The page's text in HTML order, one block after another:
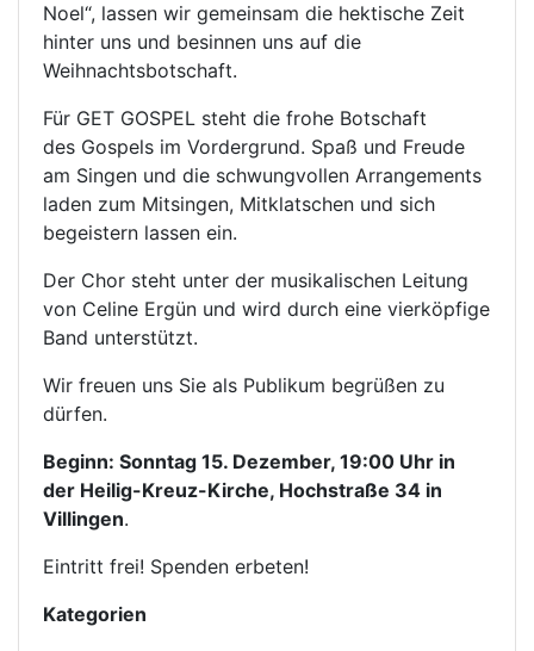
Noel“, lassen wir gemeinsam die hektische Zeit
hinter uns und besinnen uns auf die
Weihnachtsbotschaft.
Für GET GOSPEL steht die frohe Botschaft
des Gospels im Vordergrund. Spaß und Freude
am Singen und die schwungvollen Arrangements
laden zum Mitsingen, Mitklatschen und sich
begeistern lassen ein.
Der Chor steht unter der musikalischen Leitung
von Celine Ergün und wird durch eine vierköpfige
Band unterstützt.
Wir freuen uns Sie als Publikum begrüßen zu
dürfen.
Beginn: Sonntag 15. Dezember, 19:00 Uhr in
der Heilig-Kreuz-Kirche, Hochstraße 34 in
Villingen.
Eintritt frei! Spenden erbeten!
Kategorien